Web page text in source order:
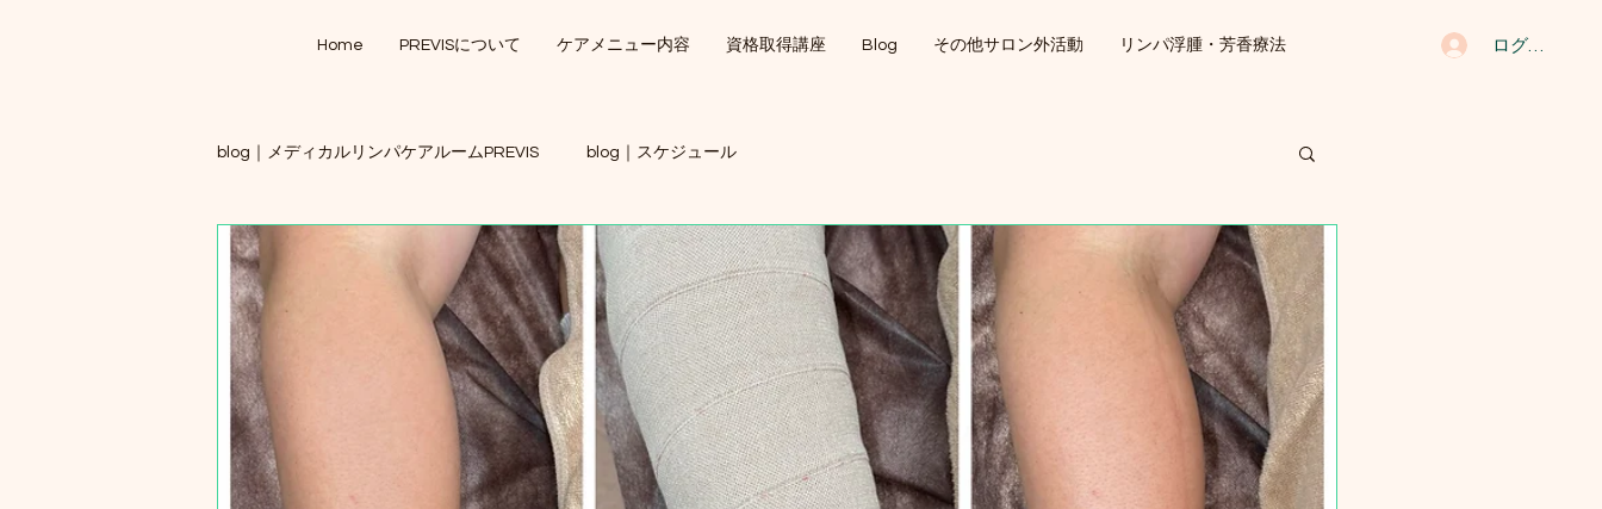
ログイン
Home PREVISについて ケアメニュー内容 資格取得講座 Blog その他サロン外活動 リンパ浮腫・芳香療法
blog｜メディカルリンパケアルームPREVIS blog｜スケジュール